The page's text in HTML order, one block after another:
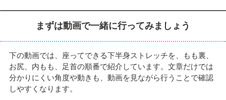
まずは動画で一緒に行ってみましょう
下の動画では、座ってできる下半身ストレッチを、もも裏、
お尻、内もも、足首の順番で紹介しています。文章だけでは
分かりにくい角度や動きも、動画を見ながら行うことで確認
しやすくなります。